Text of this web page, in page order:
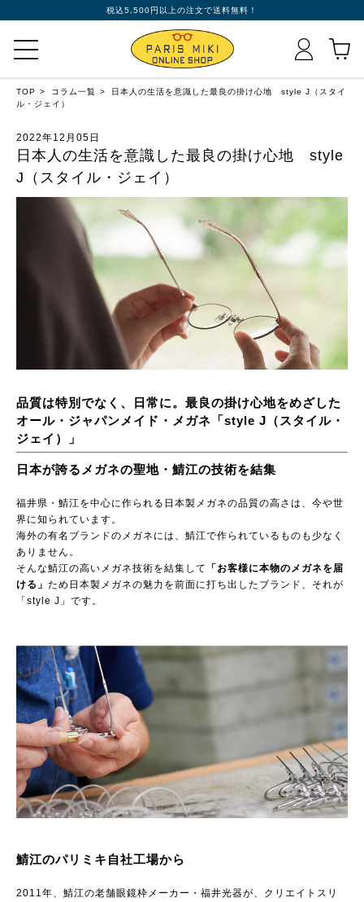
税込5,500円以上の注文で送料無料！
TOP コラム一覧
日本人の生活を意識した最良の掛け心地 style J（スタイ
ル・ジェイ）
2022年12月05日
日本人の生活を意識した最良の掛け心地 style
J（スタイル・ジェイ）
品質は特別でなく、日常に。最良の掛け心地をめざした
オール・ジャパンメイド・メガネ「style J（スタイル・
ジェイ）」
日本が誇るメガネの聖地・鯖江の技術を結集
福井県・鯖江を中心に作られる日本製メガネの品質の高さは、今や世
界に知られています。
海外の有名ブランドのメガネには、鯖江で作られているものも少なく
ありません。
そんな鯖江の高いメガネ技術を結集して
「お客様に本物のメガネを届
ける」 ため日本製メガネの魅力を前面に打ち出したブランド、それが
「style J」です。
鯖江のパリミキ自社工場から
2011年、鯖江の老舗眼鏡枠メーカー・福井光器が、クリエイトスリ